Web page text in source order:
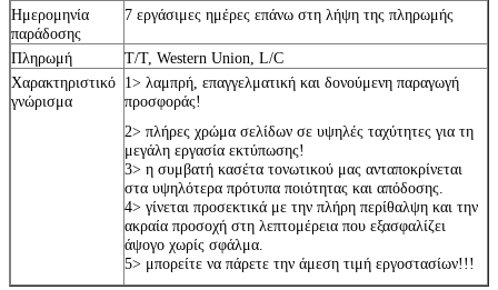
Ημερομηνία
παράδοσης
7 εργάσιμες ημέρες επάνω στη λήψη της πληρωμής
Πληρωμή
T/T, Western Union, L/C
Χαρακτηριστικό
γνώρισμα
1> λαμπρή, επαγγελματική και δονούμενη παραγωγή
προσφοράς!
2> πλήρες χρώμα σελίδων σε υψηλές ταχύτητες για τη
μεγάλη εργασία εκτύπωσης!
3> η συμβατή κασέτα τονωτικού μας ανταποκρίνεται
στα υψηλότερα πρότυπα ποιότητας και απόδοσης.
4> γίνεται προσεκτικά με την πλήρη περίθαλψη και την
ακραία προσοχή στη λεπτομέρεια που εξασφαλίζει
άψογο χωρίς σφάλμα.
5> μπορείτε να πάρετε την άμεση τιμή εργοστασίων!!!